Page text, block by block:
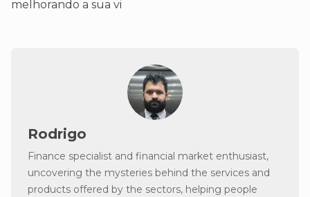
melhorando a sua vi
Rodrigo
Finance specialist and financial market enthusiast,
uncovering the mysteries behind the services and
products offered by the sectors, helping people